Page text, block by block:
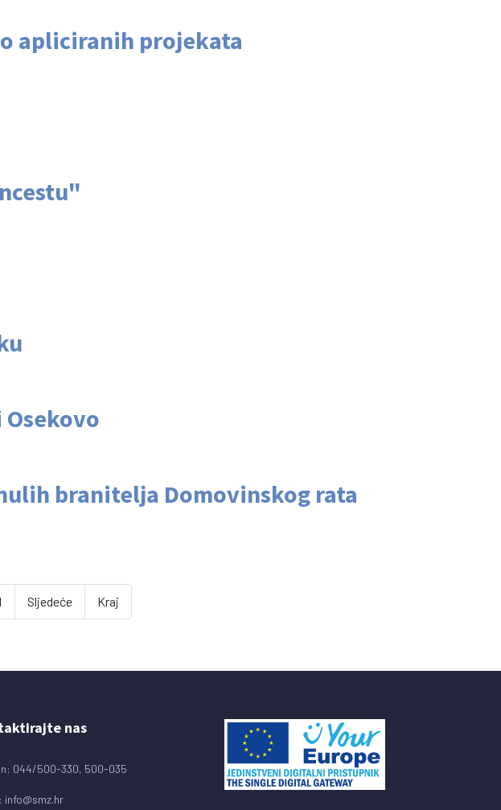
apliciranih projekata
branitelja Domovinskog rata
Sljedeće Kraj
nas
044/500-330, 500-035
info@smz.hr